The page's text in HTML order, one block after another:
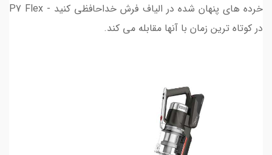
خرده های پنهان شده در الیاف فرش خداحافظی کنید - P7 Flex
در کوتاه ترین زمان با آنها مقابله می کند.